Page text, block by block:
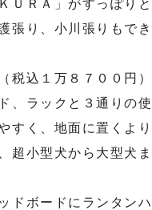
ＵＲＡ」がすっぽりと
張り、小川張りもでき
込１万８７００円）
、ラックと３通りの使
すく、地面に置くより
超小型犬から大型犬ま
ドボードにランタンハ